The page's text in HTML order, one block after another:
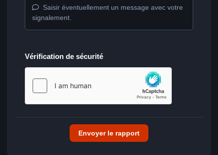
Saisir éventuellement un message avec votre
signalement.
Vérification de sécurité
Envoyer le rapport